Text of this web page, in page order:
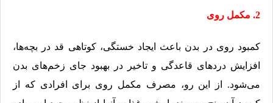
2. مکمل روی
کمبود روی در بدن باعث ایجاد خستگی، کوتاهی قد در بچه‌ها،
افزایش دردهای قاعدگی و تاخیر در بهبود جای زخم‌های بدن
می‌شود. از این رو، مصرف مکمل روی برای افرادی که از